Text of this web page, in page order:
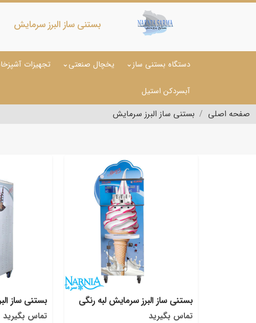
بستنی ساز البرز سرمایش
دستگاه بستنی ساز یخچال صنعتی تجهیزات
آبسردکن استیل
صفحه اصلی بستنی ساز البرز سرمایش
بستنی ساز البرز سرمایش لبه رنگی
تماس بگیرید
بستنی ساز
تماس بگیرید